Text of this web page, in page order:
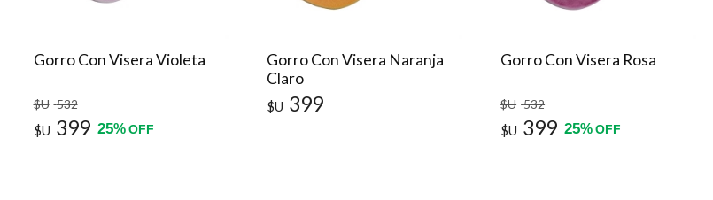
Gorro Con Visera Violeta
$U 532
$U 399 25% OFF
Gorro Con Visera Naranja
Claro
$U 399
Gorro Con Visera Rosa
$U 532
$U 399 25%OFF